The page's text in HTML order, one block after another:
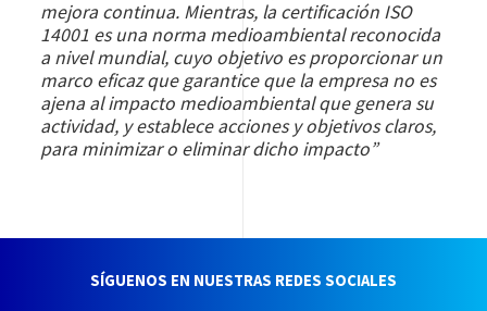
mejora continua. Mientras, la certificación ISO
14001 es una norma medioambiental reconocida
a nivel mundial, cuyo objetivo es proporcionar un
marco eficaz que garantice que la empresa no es
ajena al impacto medioambiental que genera su
actividad, y establece acciones y objetivos claros,
para minimizar o eliminar dicho impacto”
SÍGUENOS EN NUESTRAS REDES SOCIALES